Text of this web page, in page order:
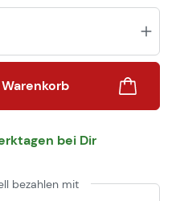
bei Dir
bezahlen mit